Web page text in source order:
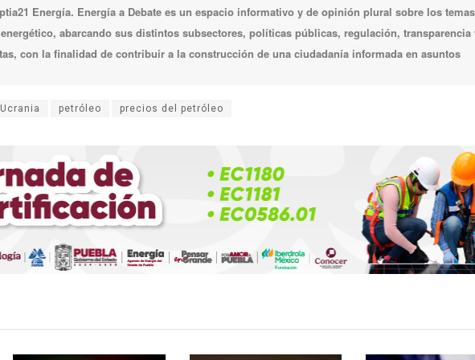
Energía. Energía a Debate es un espacio informativo y de opinión plural sobre los temas
abarcando sus distintos subsectores, políticas públicas, regulación, transparencia
con la finalidad de contribuir a la construcción de una ciudadanía informada en asuntos
petróleo precios del petróleo